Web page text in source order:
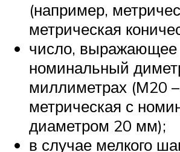
(например,
метрическая
число, выражающее
номинальный
миллиметрах (М20 –
метрическая с
диаметром 20 мм);
в случае мелкого